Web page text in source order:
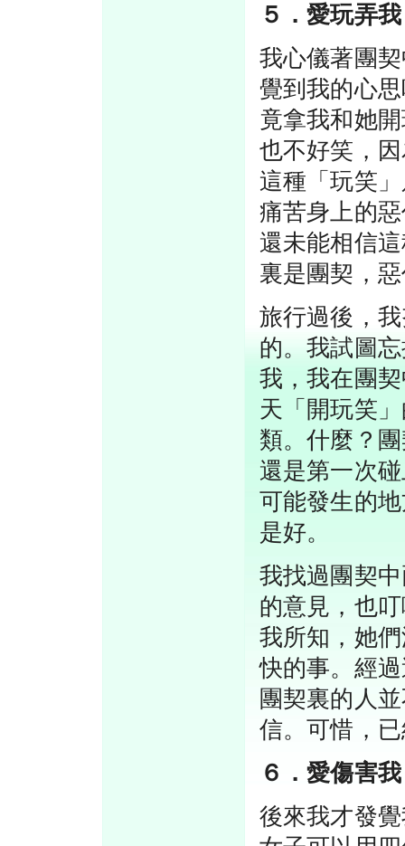
５．愛玩弄我
我心儀著團
覺到我的心
竟拿我和她
也不好笑，
這種「玩笑
痛苦身上的
還未能相信
裏是團契，
旅行過後，
的。我試圖
我，我在團
天「開玩笑
類。什麼？
還是第一次
可能發生的
是好。
我找過團契
的意見，也
我所知，她
快的事。經
團契裏的人
信。可惜，
６．愛傷害我
後來我才發